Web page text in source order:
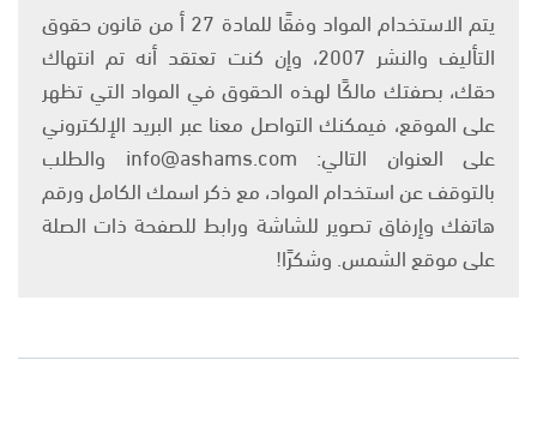
يتم الاستخدام المواد وفقًا للمادة 27 أ من قانون حقوق
التأليف والنشر 2007، وإن كنت تعتقد أنه تم انتهاك
حقك، بصفتك مالكًا لهذه الحقوق في المواد التي تظهر
على الموقع، فيمكنك التواصل معنا عبر البريد الإلكتروني
على العنوان التالي: info@ashams.com والطلب
بالتوقف عن استخدام المواد، مع ذكر اسمك الكامل ورقم
هاتفك وإرفاق تصوير للشاشة ورابط للصفحة ذات الصلة
على موقع الشمس. وشكرًا!